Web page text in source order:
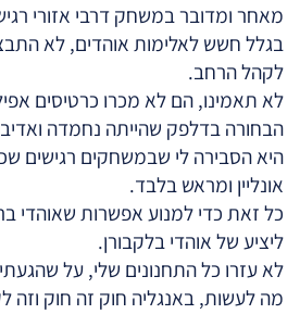
מאחר ומדובר במשחק דרבי אזורי
בגלל חשש לאלימות אוהדים, לא
לקהל הרחב.
לא תאמינו, הם לא מכרו כרטיסים
הבחורה בדלפק שהייתה נחמדה
היא הסבירה לי שבמשחקים רגישים
אונליין ומראש בלבד.
כל זאת כדי למנוע אפשרות שאוהדי
ליציע של אוהדי בלקבורן.
לא עזרו כל התחנונים שלי, על
מה לעשות, באנגליה חוק זה חוק